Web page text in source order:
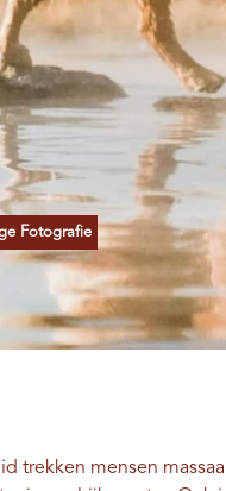
Fotografie
trekken mensen